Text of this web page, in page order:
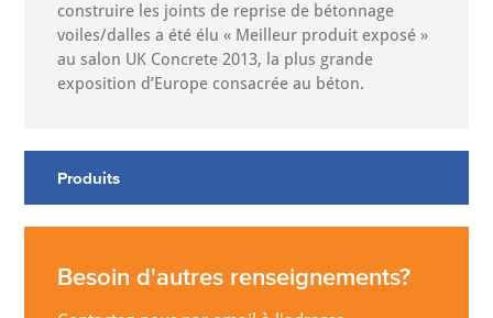
construire les joints de reprise de bétonnage
voiles/dalles a été élu « Meilleur produit exposé »
au salon UK Concrete 2013, la plus grande
exposition d’Europe consacrée au béton.
Produits
Besoin d'autres renseignements?